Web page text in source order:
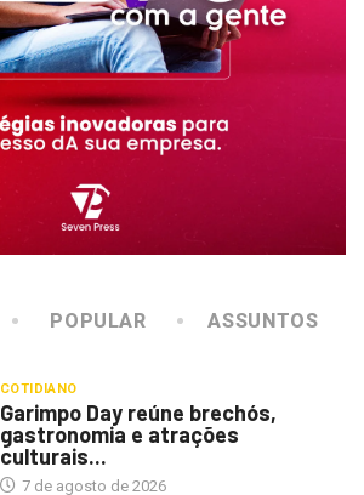
POPULAR ASSUNTOS
COTIDIANO
Garimpo Day reúne brechós,
gastronomia e atrações
culturais...
7 de agosto de 2026